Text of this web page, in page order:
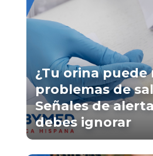
¿Tu orina puede
problemas de
Señales de
debes ignorar